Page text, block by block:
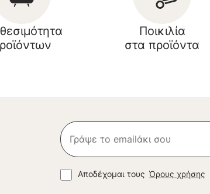
Ποικιλία
στα προϊόντα
Αποδέχομαι τους Όρους χρήσης